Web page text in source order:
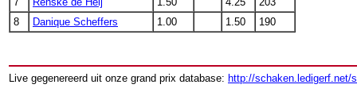
8
Danique Scheffers 1.00 1.50 190
Live gegenereerd uit onze grand prix database: http://schaken.ledigerf.net/